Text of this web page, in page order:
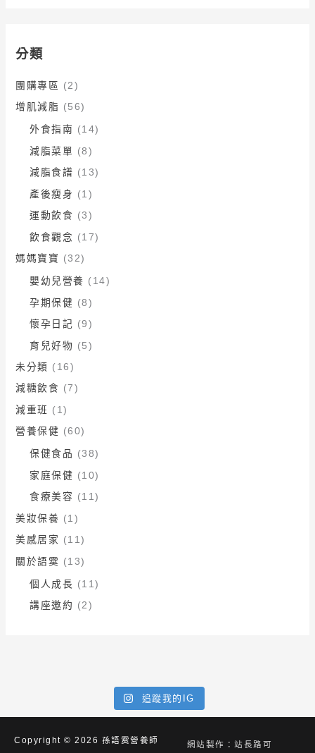
分類
團購專區 (2)
增肌減脂 (56)
外食指南 (14)
減脂菜單 (8)
減脂食譜 (13)
產後瘦身 (1)
運動飲食 (3)
飲食觀念 (17)
媽媽寶寶 (32)
嬰幼兒營養 (14)
孕期保健 (8)
懷孕日記 (9)
育兒好物 (5)
未分類 (16)
減糖飲食 (7)
減重班 (1)
營養保健 (60)
保健食品 (38)
家庭保健 (10)
食療美容 (11)
美妝保養 (1)
美感居家 (11)
關於語霙 (13)
個人成長 (11)
講座邀約 (2)
追蹤我的IG
Copyright © 2026 孫語霙營養師 網站製作：站長路可